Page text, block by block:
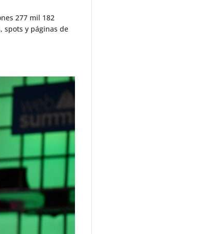
277 mil 182
spots y páginas de